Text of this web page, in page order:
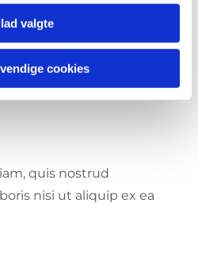
valgte
cookies
quis nostrud
quis nostrud
nisi ut aliquip ex ea